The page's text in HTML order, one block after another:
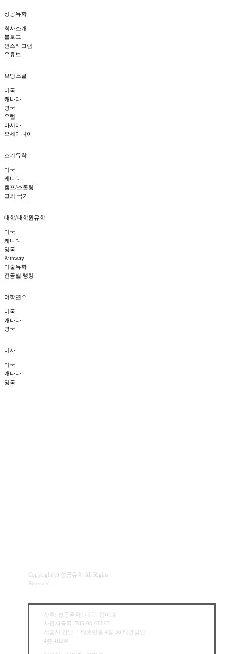
성공유학
회사소개
블로그
인스타그램
유튜브
보딩스쿨
미국
캐나다
영국
유럽
아시아
오세아니아
조기유학
미국
캐나다
캠프/스쿨링
그외 국가
대학/대학원유학
미국
캐나다
영국
Pathway
미술유학
전공별 랭킹
어학연수
미국
캐나다
영국
비자
미국
캐나다
영국
Copyright(c) 성공유학 All Rights
Reserved.
상호: 성공유학 | 대표: 김미교
사업자등록 :785-08-00693
서울시 강남구 테헤란로 4길 38 태영빌딩
4층 402호